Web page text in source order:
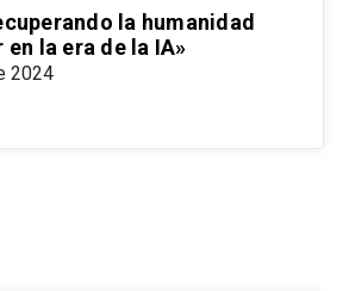
la humanidad
la era de la IA»
2024